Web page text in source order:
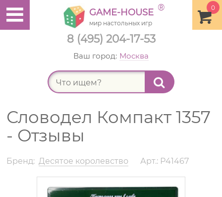
8 (495) 204-17-53
0
GAME-HOUSE ®
мир настольных игр
Ваш город: Москва
Словодел Компакт 1357
- Отзывы
Бренд: Десятое королевство Арт.: Р41467